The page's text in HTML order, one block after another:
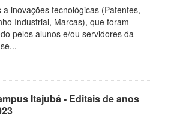
inovações tecnológicas (Patentes,
Industrial, Marcas), que foram
pelos alunos e/ou servidores da
Itajubá - Editais de anos